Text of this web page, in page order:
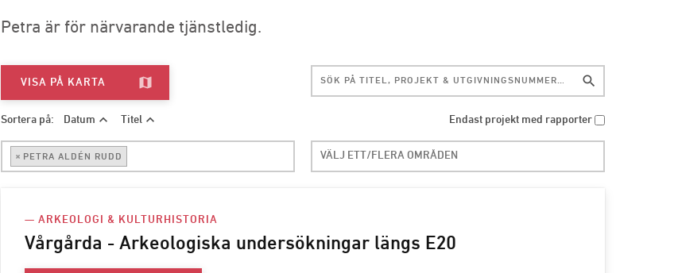
Petra är för närvarande tjänstledig.
VISA PÅ KARTA map search
Sortera på: Datum expand_less Titel expand_less Endast projekt med rapporter
× PETRA ALDÉN RUDD
— ARKEOLOGI & KULTURHISTORIA
Vårgårda - Arkeologiska undersökningar längs E20